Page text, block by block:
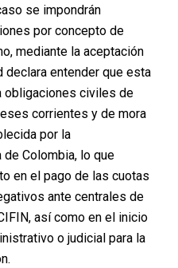
es un capricho,
aparece de forma
la que te vistes, te miras al
demás, deja de ser algo
se impondrán
por concepto de
mediante la aceptación
entender que esta
obligaciones civiles de
corrientes y de mora
por la
de Colombia, lo que
en el pago de las cuotas
ante centrales de
así como en el inicio
o judicial para la